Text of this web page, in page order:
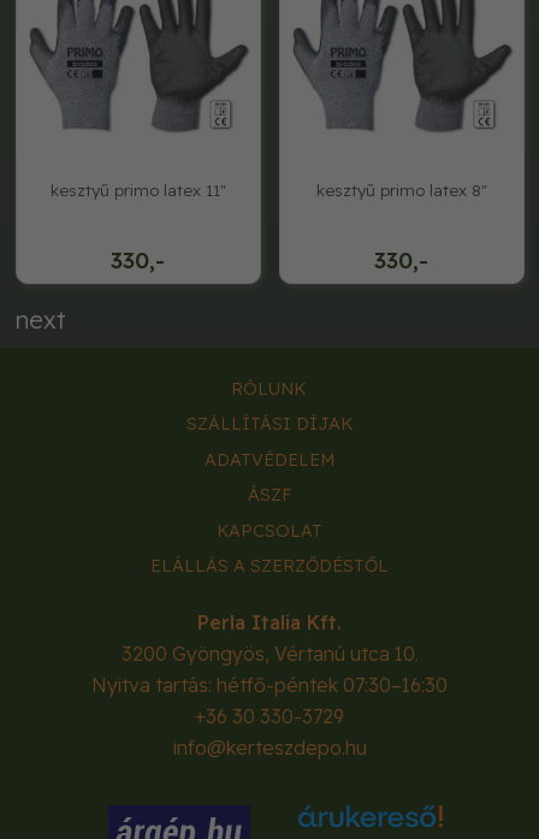
330,-
kesztyű primo latex 11"
330,-
kesztyű primo latex 8"
next
RÓLUNK
SZÁLLÍTÁSI DÍJAK
ADATVÉDELEM
ÁSZF
KAPCSOLAT
ELÁLLÁS A SZERZŐDÉSTŐL
Perla Italia Kft.
3200 Gyöngyös, Vértanú utca 10.
Nyitva tartás: hétfő-péntek 07:30–16:30
+36 30 330-3729
info@kerteszdepo.hu